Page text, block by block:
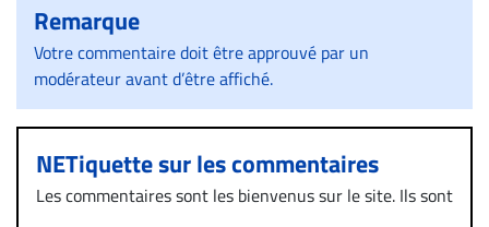
Remarque
Votre commentaire doit être approuvé par un
modérateur avant d’être affiché.
NETiquette sur les commentaires
Les commentaires sont les bienvenus sur le site. Ils sont